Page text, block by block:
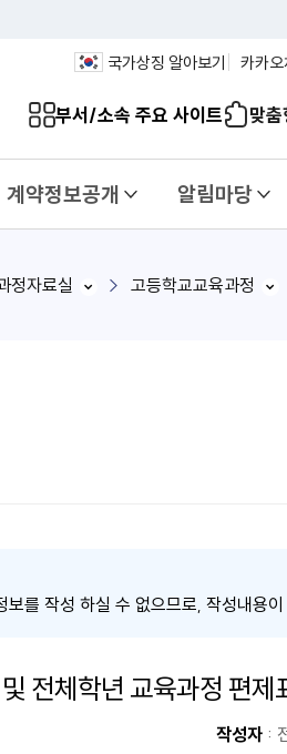
국가상징 알아보기 카카오
부서/소속 주요 사이트 맞
계약정보공개 알림마당
정자료실 고등학교교육과정
를 작성 하실 수 없으므로, 작성내용
전체학년 교육과정 편제
작성자 :